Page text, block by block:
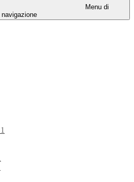
Menu di
navigazione
1